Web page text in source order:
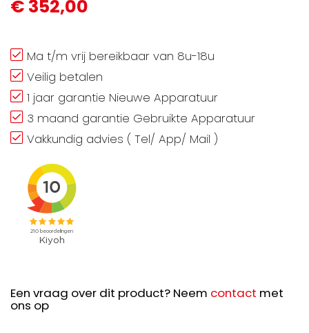
€ 352,00
Ma t/m vrij bereikbaar van 8u-18u
Veilig betalen
1 jaar garantie Nieuwe Apparatuur
3 maand garantie Gebruikte Apparatuur
Vakkundig advies ( Tel/ App/ Mail )
Een vraag over dit product? Neem contact met
ons op